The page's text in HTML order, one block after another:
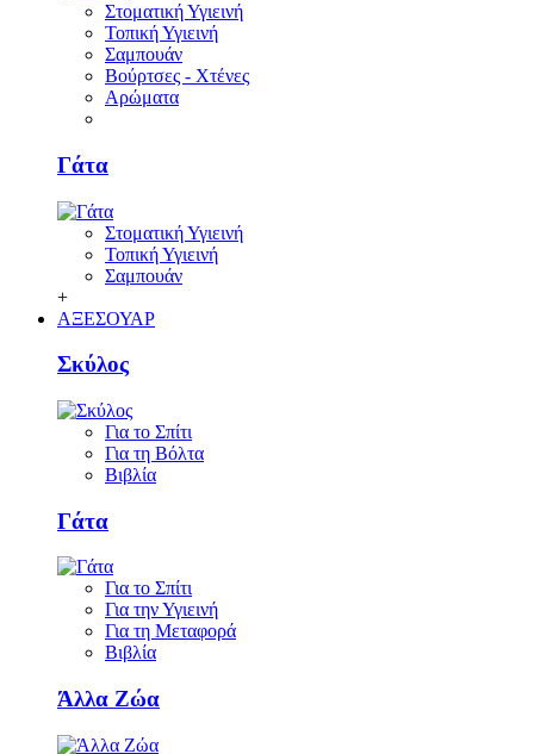
Στοματική Υγιεινή
Τοπική Υγιεινή
Σαμπουάν
Βούρτσες - Χτένες
Αρώματα
Γάτα
Στοματική Υγιεινή
Τοπική Υγιεινή
Σαμπουάν
+
ΑΞΕΣΟΥΑΡ
Σκύλος
Για το Σπίτι
Για τη Βόλτα
Βιβλία
Γάτα
Για το Σπίτι
Για την Υγιεινή
Για τη Μεταφορά
Βιβλία
Άλλα Ζώα